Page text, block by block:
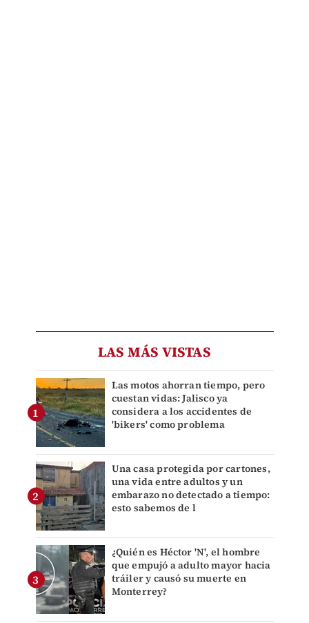
LAS MÁS VISTAS
Las motos ahorran tiempo, pero
cuestan vidas: Jalisco ya
considera a los accidentes de
'bikers' como problema
Una casa protegida por cartones,
una vida entre adultos y un
embarazo no detectado a tiempo:
esto sabemos de l
¿Quién es Héctor 'N', el hombre
que empujó a adulto mayor hacia
tráiler y causó su muerte en
Monterrey?